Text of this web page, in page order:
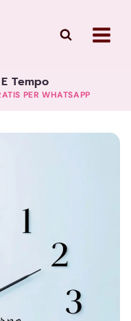
Tempo
PER WHATSAPP